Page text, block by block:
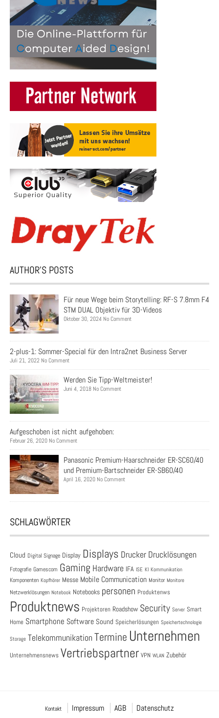
AUTHOR’S POSTS
Für neue Wege beim Storytelling: RF-S 7.8mm F4
STM DUAL Objektiv für 3D-Videos
Oktober 30, 2024 No Comment
2-plus-1: Sommer-Special für den Intra2net Business Server
Juli 21, 2022 No Comment
Werden Sie Tipp-Weltmeister!
Juni 4, 2018 No Comment
Aufgeschoben ist nicht aufgehoben:
Februar 26, 2020 No Comment
Panasonic Premium-Haarschneider ER-SC60/40
und Premium-Bartschneider ER-SB60/40
April 16, 2020 No Comment
SCHLAGWÖRTER
Cloud Digital Signage Display Displays Drucker Drucklösungen
Fotografie Gamescom Gaming Hardware IFA ISE KI Kommunikation
Komponenten Kopfhörer Messe Mobile Communication Monitor Monitore
Netzwerklösungen Notebook Notebooks personen Produktenws
Produktnews Projektoren Roadshow Security Server Smart
Home Smartphone Software Sound Speicherlösungen Speichertechnologie
Storage Telekommunikation Termine Unternehmen
Unternehmensnews Vertriebspartner VPN WLAN Zubehör
Kontakt Impressum AGB Datenschutz